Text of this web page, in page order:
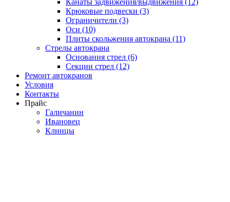
Крюковые подвески (3)
Ограничители (3)
Оси (10)
Плиты скольжения автокрана (11)
Стрелы автокрана
Основания стрел (6)
Секции стрел (12)
Ремонт автокранов
Условия
Контакты
Прайс
Галичанин
Ивановец
Клинцы